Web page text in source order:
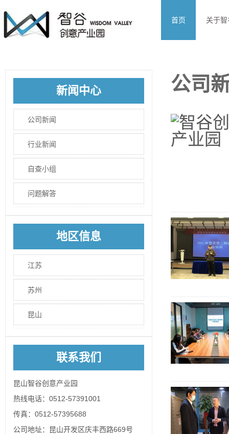
首页 关于智
新闻中心
公司新闻
行业新闻
自查小组
问题解答
地区信息
江苏
苏州
昆山
联系我们
昆山智谷创意产业园
热线电话：0512-57391001
传真：0512-57395688
公司地址：昆山开发区庆丰西路669号
公司